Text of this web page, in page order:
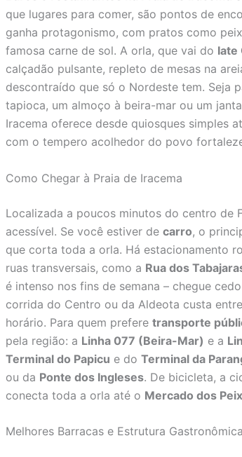
que lugares para comer, são pontos de
ganha protagonismo, com pratos como
famosa carne de sol. A orla, que vai do Iate
calçadão pulsante, repleto de mesas na
descontraído que só o Nordeste tem. Seja
tapioca, um almoço à beira-mar ou um
Iracema oferece desde quiosques simples
com o tempero acolhedor do povo
Como Chegar à Praia de Iracema
Localizada a poucos minutos do centro de
acessível. Se você estiver de carro, o
que corta toda a orla. Há estacionamento
ruas transversais, como a Rua dos
é intenso nos fins de semana – chegue
corrida do Centro ou da Aldeota custa
horário. Para quem prefere transporte
pela região: a Linha 077 (Beira-Mar) e a
Terminal do Papicu e do Terminal da
ou da Ponte dos Ingleses. De bicicleta, a
conecta toda a orla até o Mercado dos
Melhores Barracas e Estrutura Gastronômica